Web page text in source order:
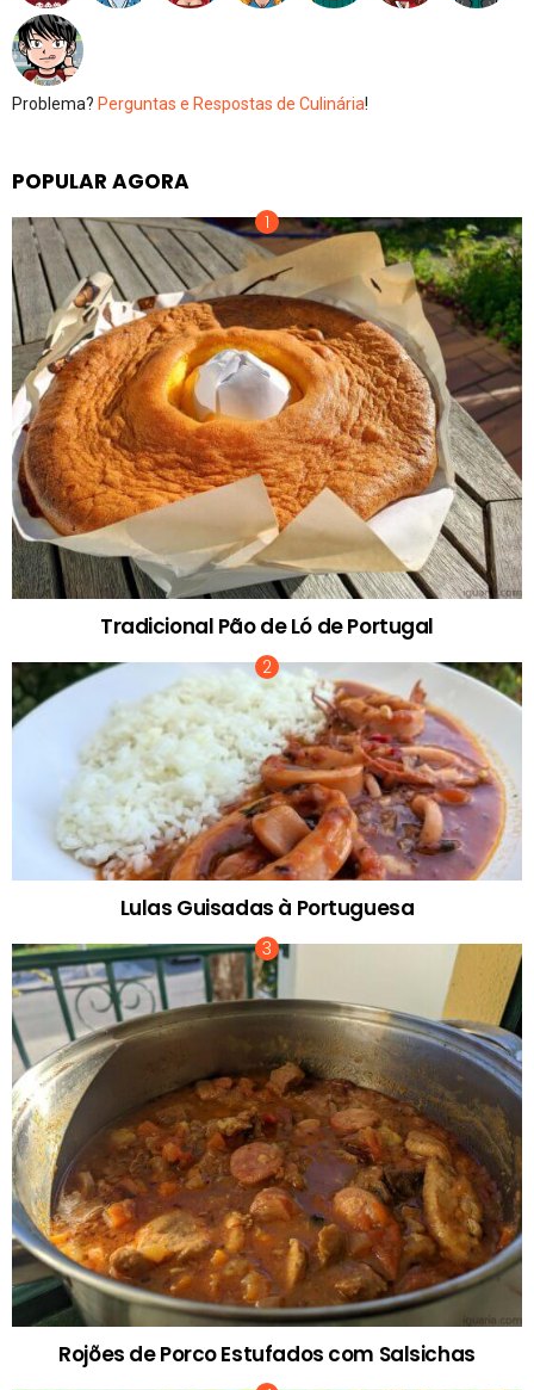
Problema? Perguntas e Respostas de Culinária!
POPULAR AGORA
Tradicional Pão de Ló de Portugal
Lulas Guisadas à Portuguesa
Rojões de Porco Estufados com Salsichas